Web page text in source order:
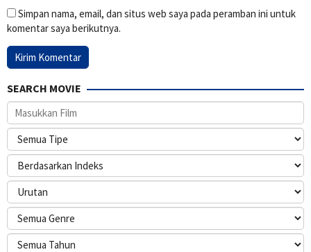
Simpan nama, email, dan situs web saya pada peramban ini untuk
komentar saya berikutnya.
SEARCH MOVIE